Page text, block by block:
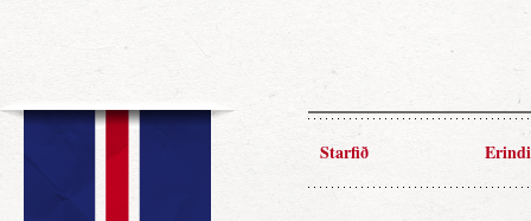
Starfið Erindi